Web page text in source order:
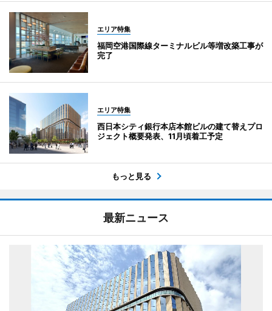
エリア特集
福岡空港国際線ターミナルビル等増改築工事が
完了
エリア特集
西日本シティ銀行本店本館ビルの建て替えプロ
ジェクト概要発表、11月頃着工予定
もっと見る
最新ニュース